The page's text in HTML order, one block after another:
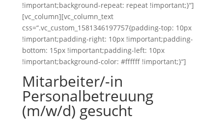
!important;background-repeat: repeat !important;}“]
[vc_column][vc_column_text
css=“.vc_custom_1581346197757{padding-top: 10px
!important;padding-right: 10px !important;padding-
bottom: 15px !important;padding-left: 10px
!important;background-color: #ffffff !important;}“]
Mitarbeiter/-in
Personalbetreuung
(m/w/d) gesucht